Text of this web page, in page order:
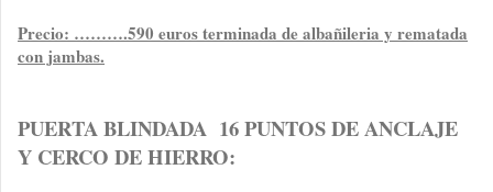
Precio: ……….590 euros terminada de albañileria y rematada
con jambas.
PUERTA BLINDADA 16 PUNTOS DE ANCLAJE
Y CERCO DE HIERRO: